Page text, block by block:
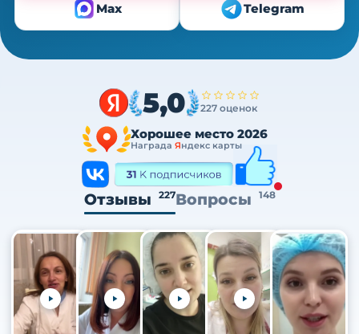
Max Telegram
5,0 227 оценок
Хорошее место 2026
Награда Яндекс карты
Отзывы 227Вопросы 148